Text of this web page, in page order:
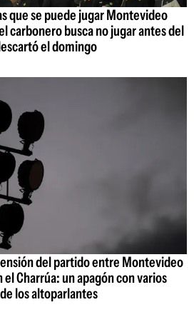
que se puede jugar Montevideo
carbonero busca no jugar antes del
el domingo
del partido entre Montevideo
Charrúa: un apagón con varios
los altoparlantes